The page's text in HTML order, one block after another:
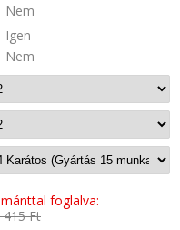
Nem
Igen
Nem
foglalva:
415 Ft